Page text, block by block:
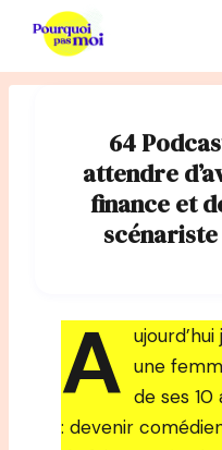
contenu
64
attendre
finance et
A une
de ses 10
: devenir